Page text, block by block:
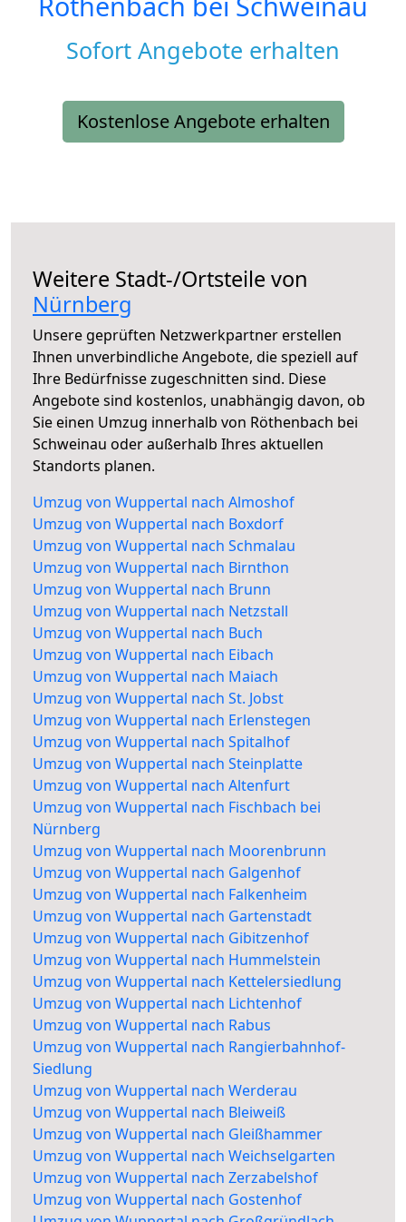
Sofort Angebote erhalten
Kostenlose Angebote erhalten
Weitere Stadt-/Ortsteile von
Nürnberg
Unsere geprüften Netzwerkpartner erstellen
Ihnen unverbindliche Angebote, die speziell auf
Ihre Bedürfnisse zugeschnitten sind. Diese
Angebote sind kostenlos, unabhängig davon, ob
Sie einen Umzug innerhalb von Röthenbach bei
Schweinau oder außerhalb Ihres aktuellen
Standorts planen.
Umzug von Wuppertal nach Almoshof
Umzug von Wuppertal nach Boxdorf
Umzug von Wuppertal nach Schmalau
Umzug von Wuppertal nach Birnthon
Umzug von Wuppertal nach Brunn
Umzug von Wuppertal nach Netzstall
Umzug von Wuppertal nach Buch
Umzug von Wuppertal nach Eibach
Umzug von Wuppertal nach Maiach
Umzug von Wuppertal nach St. Jobst
Umzug von Wuppertal nach Erlenstegen
Umzug von Wuppertal nach Spitalhof
Umzug von Wuppertal nach Steinplatte
Umzug von Wuppertal nach Altenfurt
Umzug von Wuppertal nach Fischbach bei
Nürnberg
Umzug von Wuppertal nach Moorenbrunn
Umzug von Wuppertal nach Galgenhof
Umzug von Wuppertal nach Falkenheim
Umzug von Wuppertal nach Gartenstadt
Umzug von Wuppertal nach Gibitzenhof
Umzug von Wuppertal nach Hummelstein
Umzug von Wuppertal nach Kettelersiedlung
Umzug von Wuppertal nach Lichtenhof
Umzug von Wuppertal nach Rabus
Umzug von Wuppertal nach Rangierbahnhof-
Siedlung
Umzug von Wuppertal nach Werderau
Umzug von Wuppertal nach Bleiweiß
Umzug von Wuppertal nach Gleißhammer
Umzug von Wuppertal nach Weichselgarten
Umzug von Wuppertal nach Zerzabelshof
Umzug von Wuppertal nach Gostenhof